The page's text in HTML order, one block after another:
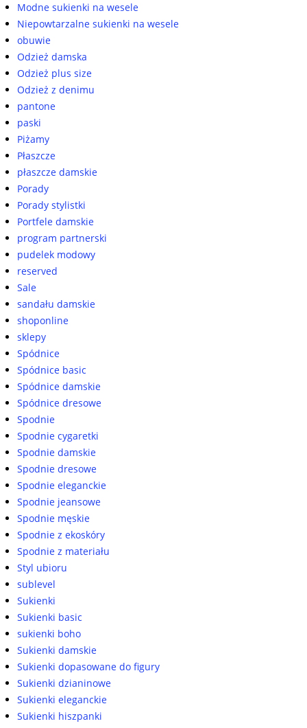
Modne sukienki na wesele
Niepowtarzalne sukienki na wesele
obuwie
Odzież damska
Odzież plus size
Odzież z denimu
pantone
paski
Piżamy
Płaszcze
płaszcze damskie
Porady
Porady stylistki
Portfele damskie
program partnerski
pudelek modowy
reserved
Sale
sandału damskie
shoponline
sklepy
Spódnice
Spódnice basic
Spódnice damskie
Spódnice dresowe
Spodnie
Spodnie cygaretki
Spodnie damskie
Spodnie dresowe
Spodnie eleganckie
Spodnie jeansowe
Spodnie męskie
Spodnie z ekoskóry
Spodnie z materiału
Styl ubioru
sublevel
Sukienki
Sukienki basic
sukienki boho
Sukienki damskie
Sukienki dopasowane do figury
Sukienki dzianinowe
Sukienki eleganckie
Sukienki hiszpanki